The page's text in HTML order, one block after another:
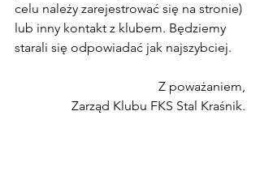
celu należy zarejestrować się na stronie)
lub inny kontakt z klubem. Będziemy
starali się odpowiadać jak najszybciej.
Z poważaniem,
Zarząd Klubu FKS Stal Kraśnik.